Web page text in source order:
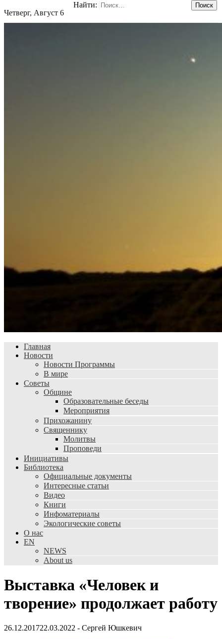
Четверг, Август 6
Найти:
Главная
Новости
Новости Программы
В мире
Советы
Общине
Образовательные беседы
Мероприятия
Прихожанину
Священнику
Молитвы
Проповеди
Инициативы
Библиотека
Официальные документы
Интересные статьи
Видео
Книги
Инфоматериалы
Экологические советы
О нас
EN
NEWS
About us
Выставка «Человек и
творение» продолжает работу
26.12.201722.03.2022 - Сергей Юшкевич